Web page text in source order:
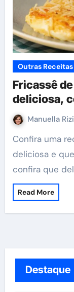
Outras Receitas
Fricassê
deliciosa,
Manuella Rizi
Confira uma receita de fricassê de frango
deliciosa e
confira que
Read More
Destaque